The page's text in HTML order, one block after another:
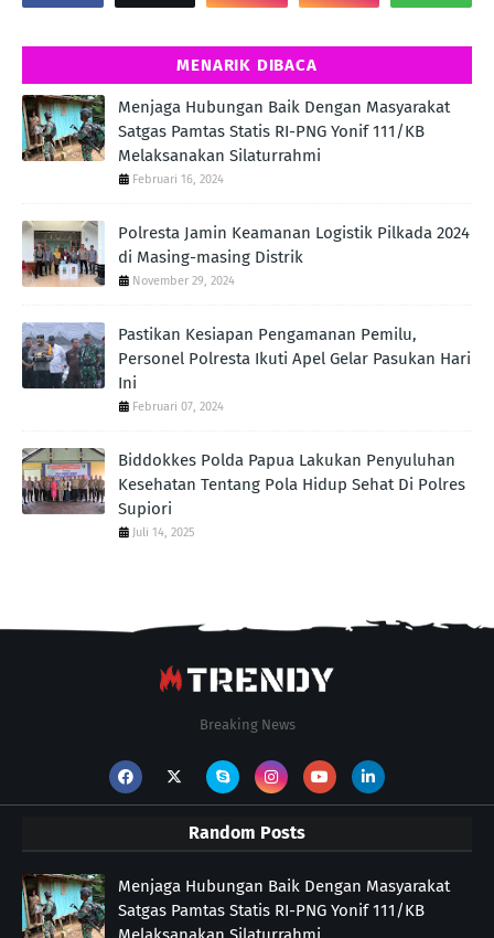
MENARIK DIBACA
Menjaga Hubungan Baik Dengan Masyarakat
Satgas Pamtas Statis RI-PNG Yonif 111/KB
Melaksanakan Silaturrahmi
Februari 16, 2024
Polresta Jamin Keamanan Logistik Pilkada 2024
di Masing-masing Distrik
November 29, 2024
Pastikan Kesiapan Pengamanan Pemilu,
Personel Polresta Ikuti Apel Gelar Pasukan Hari
Ini
Februari 07, 2024
Biddokkes Polda Papua Lakukan Penyuluhan
Kesehatan Tentang Pola Hidup Sehat Di Polres
Supiori
Juli 14, 2025
Breaking News
Random Posts
Menjaga Hubungan Baik Dengan Masyarakat
Satgas Pamtas Statis RI-PNG Yonif 111/KB